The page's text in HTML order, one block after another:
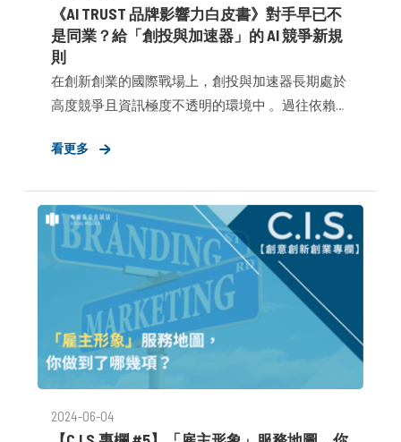
《AI TRUST 品牌影響力白皮書》對手早已不
是同業？給「創投與加速器」的 AI 競爭新規
則
在創新創業的國際戰場上，創投與加速器長期處於
高度競爭且資訊極度不透明的環境中 。過往依賴的
戰： 跨境權威缺失：在國際資源戰場中，數位權威
訊破碎：輔導績效難以量化，使創辦人與 LP 在不
透明的資訊中陷入信任困境 。 品牌資產脆弱：過
度過度仰賴單一事件造勢，導致聲量隨新聞熱度冷
卻而迅速歸零 。
看更多
2024-06-04